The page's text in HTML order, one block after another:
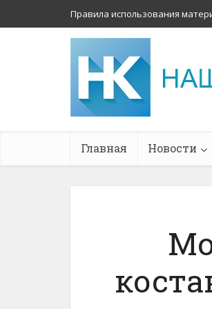
Правила использования
Главная Новости